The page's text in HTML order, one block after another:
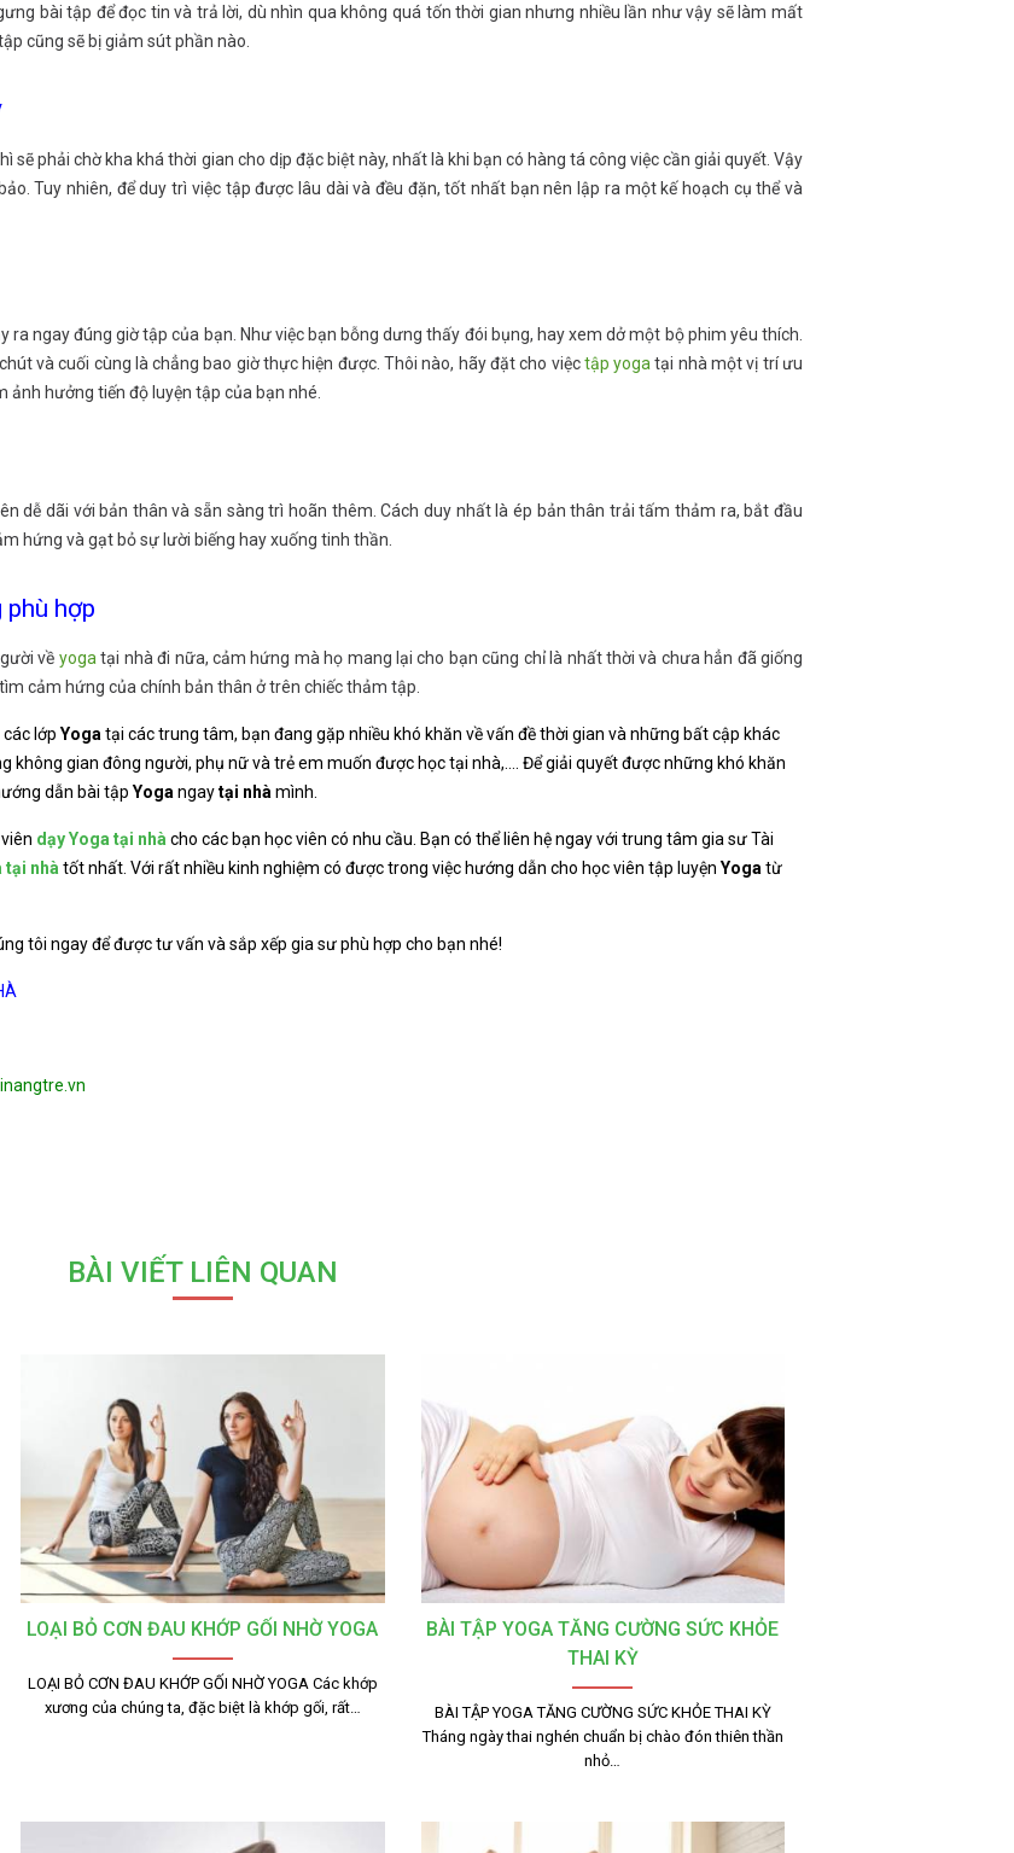
bài tập để đọc tin và trả lời, dù nhìn qua không quá tốn thời gian nhưng nhiều lần như vậy sẽ làm mất
cũng sẽ bị giảm sút phần nào.
sẽ phải chờ kha khá thời gian cho dịp đặc biệt này, nhất là khi bạn có hàng tá công việc cần giải quyết. Vậy
Tuy nhiên, để duy trì việc tập được lâu dài và đều đặn, tốt nhất bạn nên lập ra một kế hoạch cụ thể và
ra ngay đúng giờ tập của bạn. Như việc bạn bỗng dưng thấy đói bụng, hay xem dở một bộ phim yêu thích.
và cuối cùng là chẳng bao giờ thực hiện được. Thôi nào, hãy đặt cho việctập yogatại nhà một vị trí ưu
ảnh hưởng tiến độ luyện tập của bạn nhé.
dễ dãi với bản thân và sẵn sàng trì hoãn thêm. Cách duy nhất là ép bản thân trải tấm thảm ra, bắt đầu
hứng và gạt bỏ sự lười biếng hay xuống tinh thần.
hợp
về yoga tại nhà đi nữa, cảm hứng mà họ mang lại cho bạn cũng chỉ là nhất thời và chưa hẳn đã giống
cảm hứng của chính bản thân ở trên chiếc thảm tập.
lớp Yoga tại các trung tâm, bạn đang gặp nhiều khó khăn về vấn đề thời gian và những bất cập khác
không gian đông người, phụ nữ và trẻ em muốn được học tại nhà,…. Để giải quyết được những khó khăn
dẫn bài tập Yoga ngaytại nhà mình.
dạy Yoga tại nhà cho các bạn học viên có nhu cầu. Bạn có thể liên hệ ngay với trung tâm gia sư Tài
tại nhà tốt nhất. Với rất nhiều kinh nghiệm có được trong việc hướng dẫn cho học viên tập luyện Yoga từ
tôi ngay để được tư vấn và sắp xếp gia sư phù hợp cho bạn nhé!
BÀI VIẾT LIÊN QUAN
LOẠI BỎ CƠN ĐAU KHỚP GỐI NHỜ YOGA
LOẠI BỎ CƠN ĐAU KHỚP GỐI NHỜ YOGA Các khớp
xương của chúng ta, đặc biệt là khớp gối, rất…
BÀI TẬP YOGA TĂNG CƯỜNG SỨC KHỎE
THAI KỲ
BÀI TẬP YOGA TĂNG CƯỜNG SỨC KHỎE THAI KỲ
Tháng ngày thai nghén chuẩn bị chào đón thiên thần
nhỏ…